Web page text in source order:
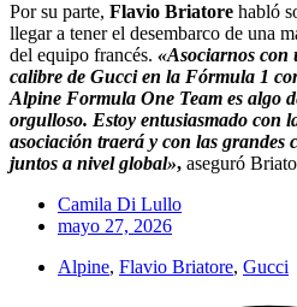
Por su parte, Flavio Briatore habló
llegar a tener el desembarco de una
del equipo francés. «Asociarnos con
calibre de Gucci en la Fórmula 1
Alpine Formula One Team es algo
orgulloso. Estoy entusiasmado con
asociación traerá y con las grandes
juntos a nivel global», aseguró
Camila Di Lullo
mayo 27, 2026
Alpine, Flavio Briatore, Gucci